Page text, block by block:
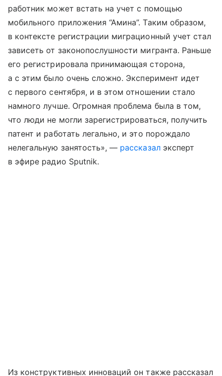
работник может встать на учет с помощью
мобильного приложения “Амина”. Таким образом,
в контексте регистрации миграционный учет стал
зависеть от законопослушности мигранта. Раньше
его регистрировала принимающая сторона,
а с этим было очень сложно. Эксперимент идет
с первого сентября, и в этом отношении стало
намного лучше. Огромная проблема была в том,
что люди не могли зарегистрироваться, получить
патент и работать легально, и это порождало
нелегальную занятость», — рассказалэксперт
в эфире радио Sputnik.
Из конструктивных инноваций он также рассказал